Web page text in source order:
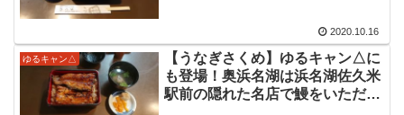
ぎさくめ～奥浜名湖展望公園～気
賀駅大判焼き藤田屋」東京発の弾
丸日帰り聖地巡礼旅行の前編にな
ります。東京駅発からはじまる浜
2020.10.16
ゆるキャン△
【うなぎさくめ】ゆるキャン△に
も登場！奥浜名湖は浜名湖佐久米
駅前の隠れた名店で鰻をいただ